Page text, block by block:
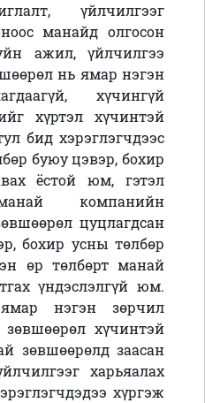
үйлчилгээг
манайд олгосон
ажил, үйлчилгээ
нь ямар нэгэн
хүчингүй
хүртэл хүчинтэй
бид хэрэглэгчдээс
буюу цэвэр, бохир
ёстой юм, гэтэл
компанийн
цуцлагдсан
бохир усны төлбөр
өр төлбөрт манай
үндэслэлгүй юм.
нэгэн зөрчил
зөвшөөрөл хүчинтэй
зөвшөөрөлд заасан
харьяалах
хүргэж